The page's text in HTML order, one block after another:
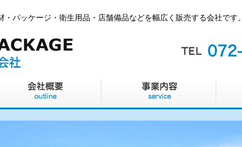
パッケージ・衛生用品・店舗備品などを幅広く販売する会社です。